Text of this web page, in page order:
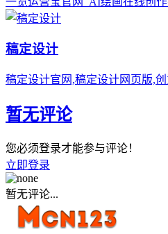
稿定设计
稿定设计官网,稿定设计网页版,
暂无评论
您必须登录才能参与评论！
立即登录
暂无评论...